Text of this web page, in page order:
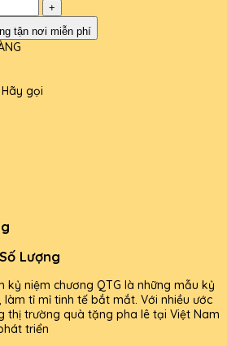
+
tận nơi miễn phí
gọi
Lượng
kỷ niệm chương QTG là những mẫu kỷ
làm tỉ mỉ tinh tế bắt mắt. Với nhiều ước
thị trường quà tặng pha lê tại Việt Nam
triển